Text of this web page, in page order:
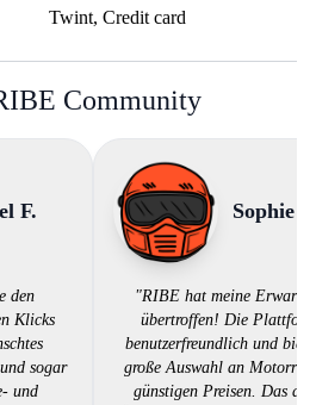
Twint, Credit card
Community
F.
den
Klicks
sogar
und
Sophie F.
"RIBE hat meine
übertroffen! Die
benutzerfreundlich und
große Auswahl an
günstigen Preisen. Das